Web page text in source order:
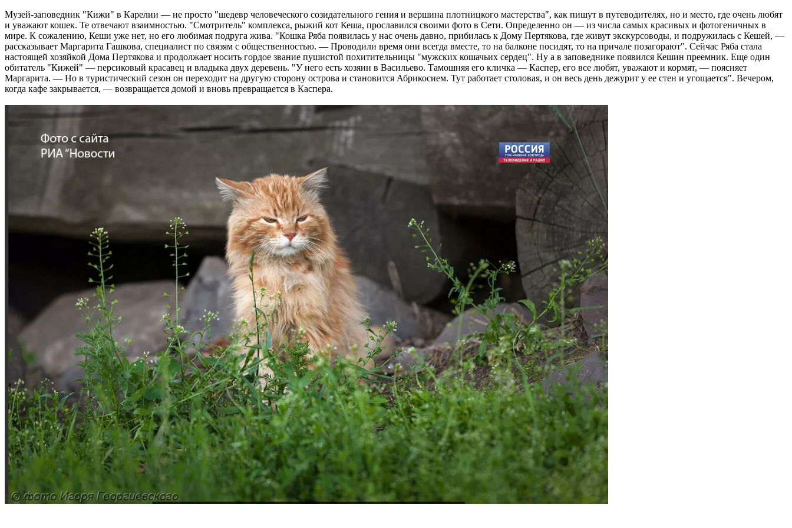
Музей-заповедник "Кижи" в Карелии — не просто "шедевр человеческого созидательного гения и вершина плотницкого мастерства", как пишут в путеводителях, но и место, где очень любят
и уважают кошек. Те отвечают взаимностью. "Смотритель" комплекса, рыжий кот Кеша, прославился своими фото в Сети. Определенно он — из числа самых красивых и фотогеничных в
мире. К сожалению, Кеши уже нет, но его любимая подруга жива. "Кошка Ряба появилась у нас очень давно, прибилась к Дому Пертякова, где живут экскурсоводы, и подружилась с Кешей, —
рассказывает Маргарита Гашкова, специалист по связям с общественностью. — Проводили время они всегда вместе, то на балконе посидят, то на причале позагорают". Сейчас Ряба стала
настоящей хозяйкой Дома Пертякова и продолжает носить гордое звание пушистой похитительницы "мужских кошачьих сердец". Ну а в заповеднике появился Кешин преемник. Еще один
обитатель "Кижей" — персиковый красавец и владыка двух деревень. "У него есть хозяин в Васильево. Тамошняя его кличка — Каспер, его все любят, уважают и кормят, — поясняет
Маргарита. — Но в туристический сезон он переходит на другую сторону острова и становится Абрикосием. Тут работает столовая, и он весь день дежурит у ее стен и угощается". Вечером,
когда кафе закрывается, — возвращается домой и вновь превращается в Каспера.